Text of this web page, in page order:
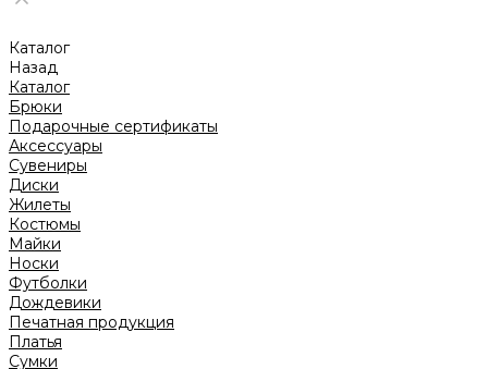
Каталог
Назад
Каталог
Брюки
Подарочные сертификаты
Аксессуары
Сувениры
Диски
Жилеты
Костюмы
Майки
Носки
Футболки
Дождевики
Печатная продукция
Платья
Сумки